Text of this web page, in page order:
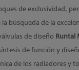
de exclusividad,
búsqueda de la
de diseño Runtal
de función y
de los radiadores y